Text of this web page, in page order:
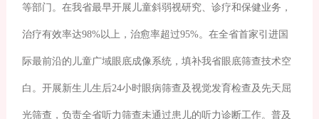
等部门。在我省最早开展儿童斜弱视研究、诊疗和保健业务，
治疗有效率达98%以上，治愈率超过95%。在全省首家引进国
际最前沿的儿童广域眼底成像系统，填补我省眼底筛查技术空
白。开展新生儿生后24小时眼病筛查及视觉发育检查及先天屈
光筛查，负责全省听力筛查未通过患儿的听力诊断工作。普及